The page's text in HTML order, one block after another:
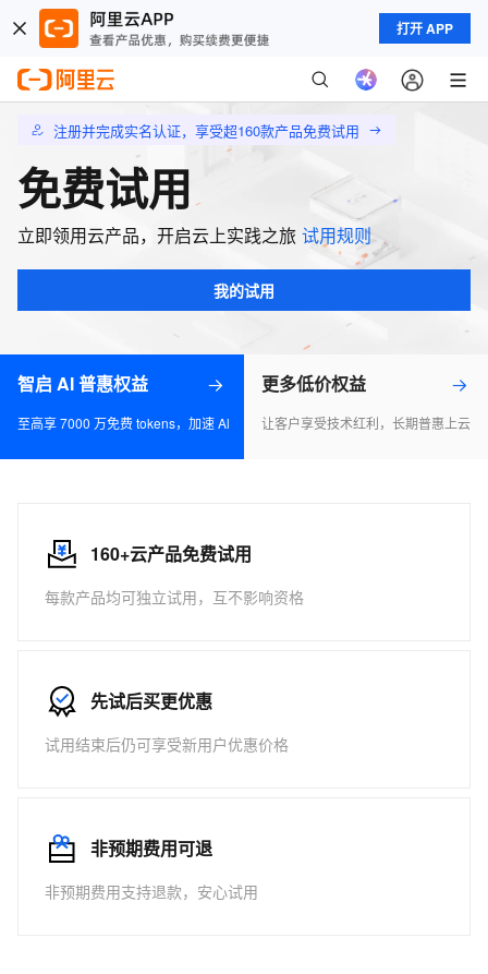
打开 APP
注册并完成实名认证，享受超160款产品免费试用
免费试用
立即领用云产品，开启云上实践之旅 试用规则
我的试用
智启 AI 普惠权益
至高享 7000 万免费 tokens，加速 Al 应用落地
更多低价权益
让客户享受技术红利，长期普惠上云
160+云产品免费试用
每款产品均可独立试用，互不影响资格
先试后买更优惠
试用结束后仍可享受新用户优惠价格
非预期费用可退
非预期费用支持退款，安心试用